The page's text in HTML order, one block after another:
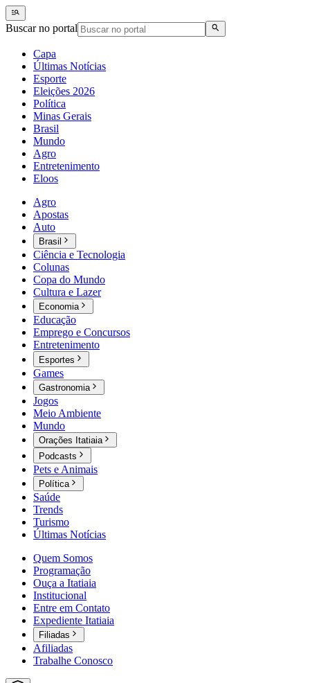
Buscar no portal
Capa
Últimas Notícias
Esporte
Eleições 2026
Política
Minas Gerais
Brasil
Mundo
Agro
Entretenimento
Eloos
Agro
Apostas
Auto
Brasil
Ciência e Tecnologia
Colunas
Copa do Mundo
Cultura e Lazer
Economia
Educação
Emprego e Concursos
Entretenimento
Esportes
Games
Gastronomia
Jogos
Meio Ambiente
Mundo
Orações Itatiaia
Podcasts
Pets e Animais
Política
Saúde
Trends
Turismo
Últimas Notícias
Quem Somos
Programação
Ouça a Itatiaia
Institucional
Entre em Contato
Expediente Itatiaia
Filiadas
Afiliadas
Trabalhe Conosco